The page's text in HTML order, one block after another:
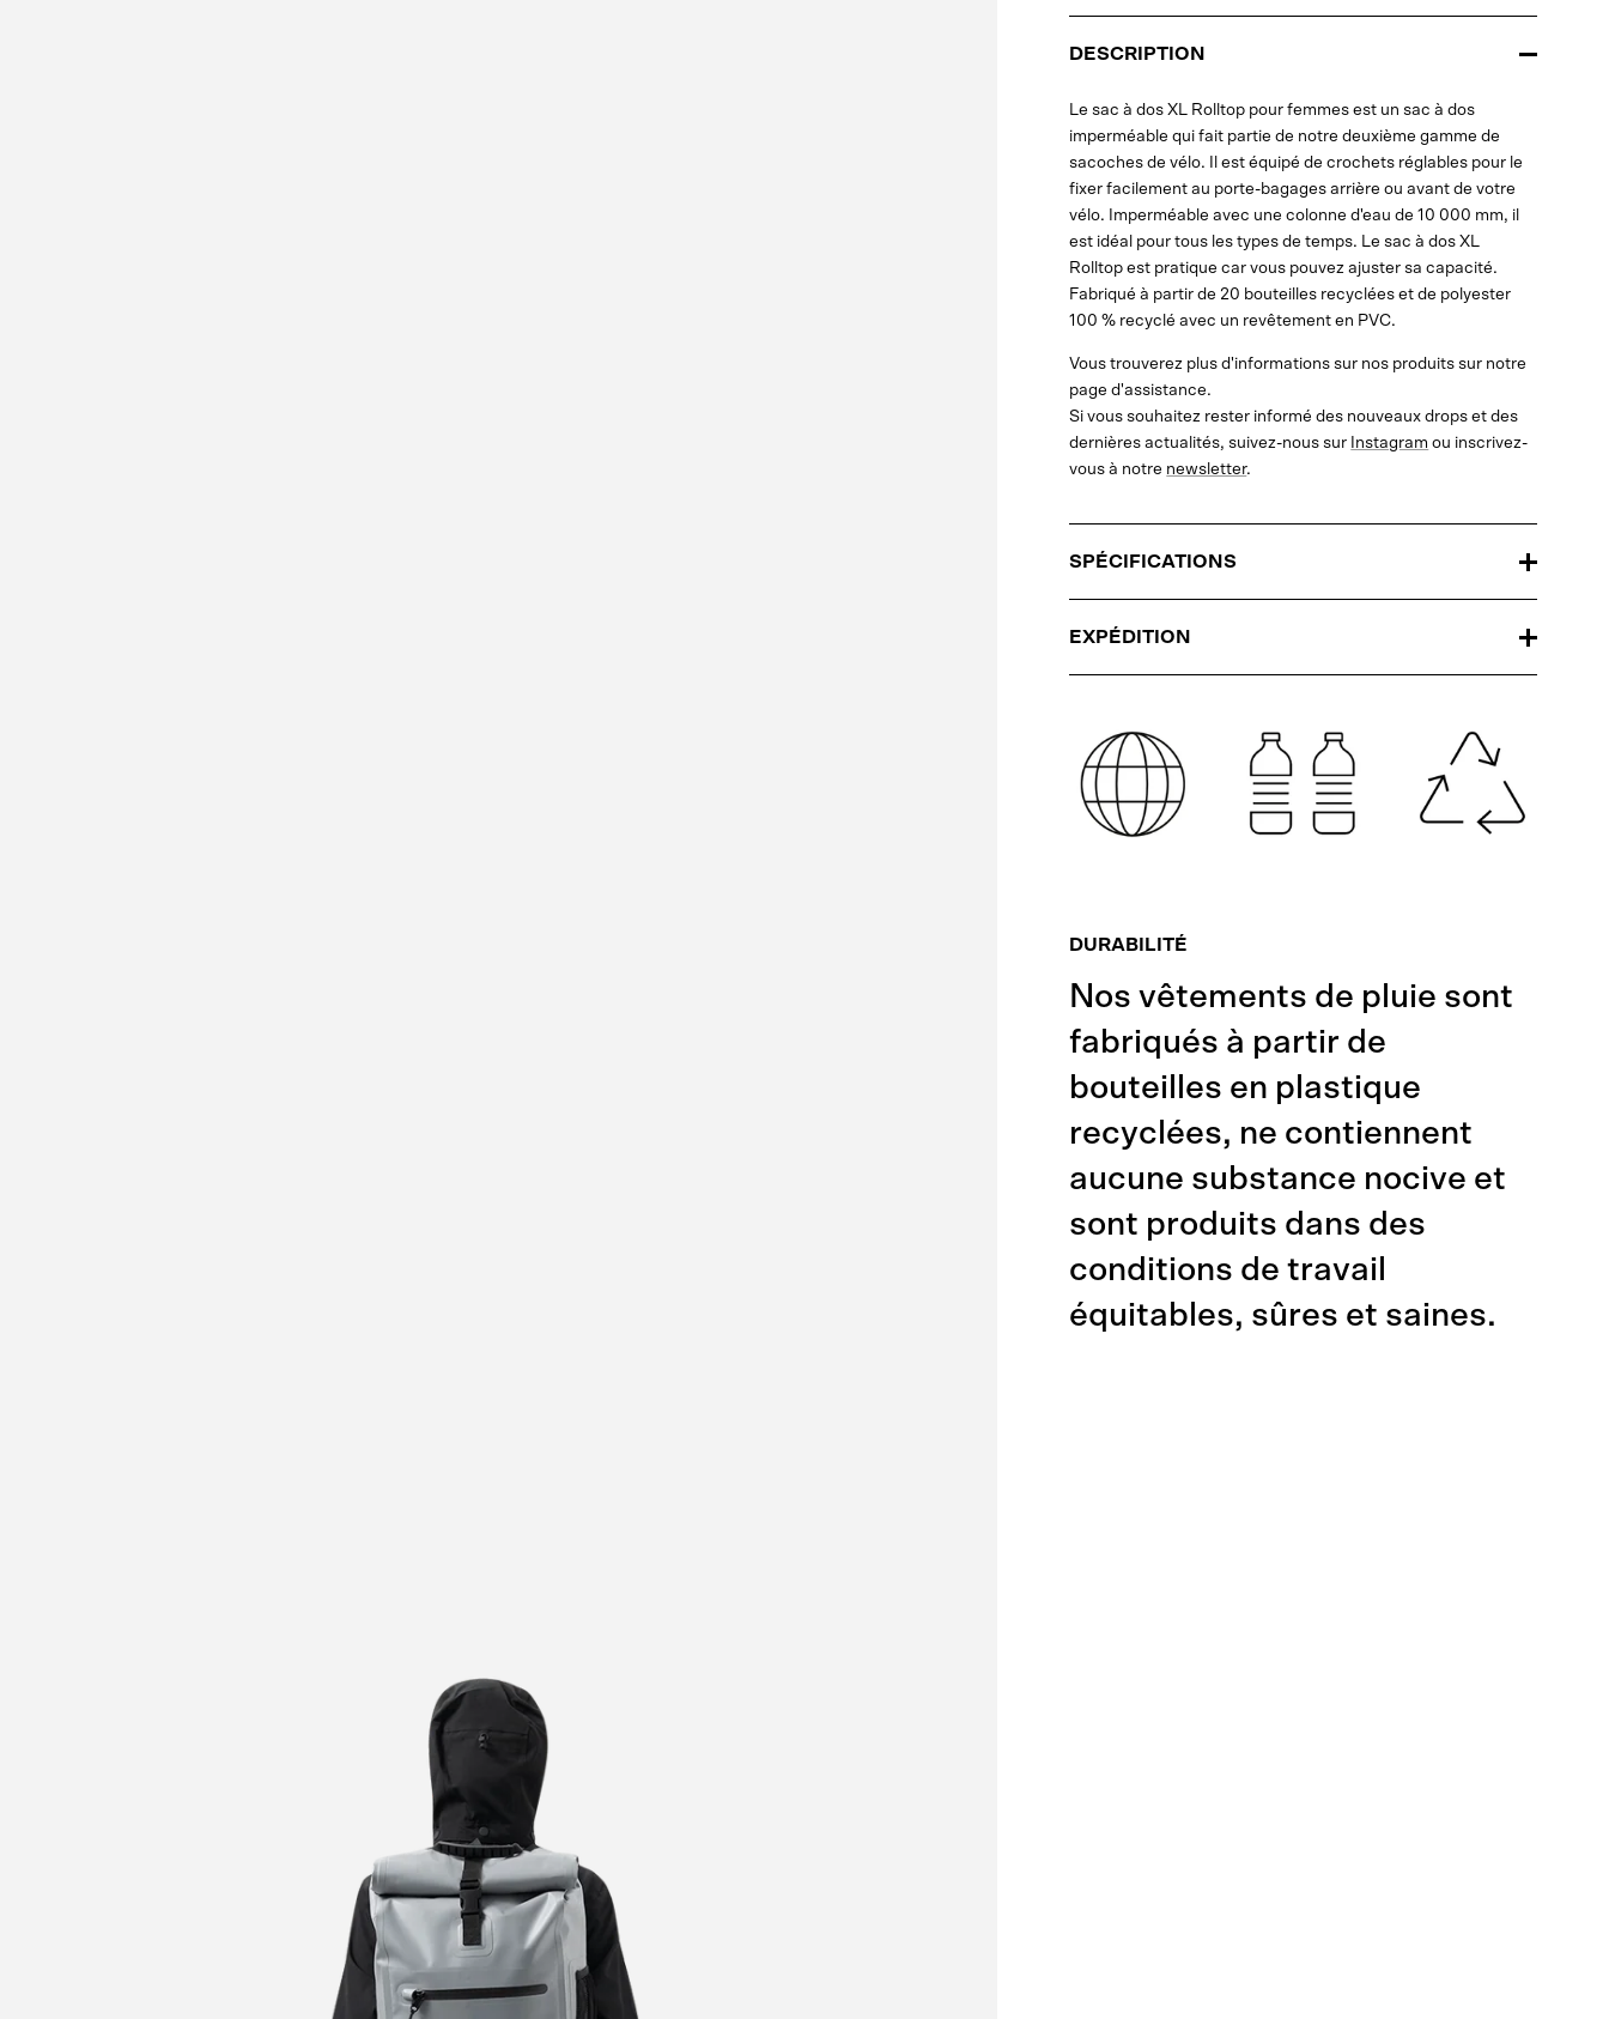
DESCRIPTION
Le sac à dos XL Rolltop pour femmes est un sac à dos
imperméable qui fait partie de notre deuxième gamme de
sacoches de vélo. Il est équipé de crochets réglables pour le
fixer facilement au porte-bagages arrière ou avant de votre
vélo. Imperméable avec une colonne d'eau de 10 000 mm, il
est idéal pour tous les types de temps. Le sac à dos XL
Rolltop est pratique car vous pouvez ajuster sa capacité.
Fabriqué à partir de 20 bouteilles recyclées et de polyester
100 % recyclé avec un revêtement en PVC.
Vous trouverez plus d'informations sur nos produits sur notre
page d'assistance.
Si vous souhaitez rester informé des nouveaux drops et des
dernières actualités, suivez-nous sur Instagram ou inscrivez-
vous à notre newsletter.
SPÉCIFICATIONS
EXPÉDITION
DURABILITÉ
Nos vêtements de pluie sont
fabriqués à partir de
bouteilles en plastique
recyclées, ne contiennent
aucune substance nocive et
sont produits dans des
conditions de travail
équitables, sûres et saines.